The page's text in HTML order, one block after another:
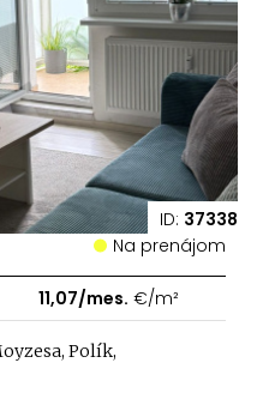
ID: 37338
Na prenájom
11,07/mes. €/m²
Polík,